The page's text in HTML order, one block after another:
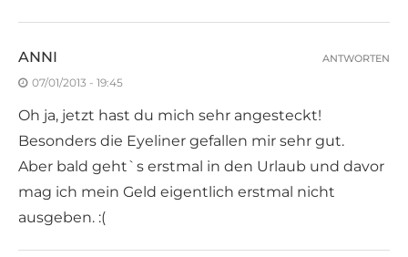
ANNI
07/01/2013 - 19:45
Oh ja, jetzt hast du mich sehr angesteckt!
Besonders die Eyeliner gefallen mir sehr gut.
Aber bald geht`s erstmal in den Urlaub und davor
mag ich mein Geld eigentlich erstmal nicht
ausgeben. :(
ANTWORTEN